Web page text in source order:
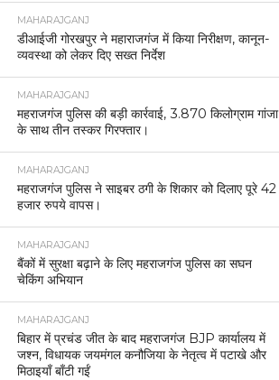
MAHARAJGANJ
डीआईजी गोरखपुर ने महाराजगंज में किया निरीक्षण, कानून-
व्यवस्था को लेकर दिए सख्त निर्देश
MAHARAJGANJ
महराजगंज पुलिस की बड़ी कार्रवाई, 3.870 किलोग्राम गांजा
के साथ तीन तस्कर गिरफ्तार।
MAHARAJGANJ
महराजगंज पुलिस ने साइबर ठगी के शिकार को दिलाए पूरे 42
हजार रुपये वापस।
MAHARAJGANJ
बैंकों में सुरक्षा बढ़ाने के लिए महराजगंज पुलिस का सघन
चेकिंग अभियान
MAHARAJGANJ
बिहार में प्रचंड जीत के बाद महराजगंज BJP कार्यालय में
जश्न, विधायक जयमंगल कनौजिया के नेतृत्व में पटाखे और
मिठाइयाँ बाँटी गईं